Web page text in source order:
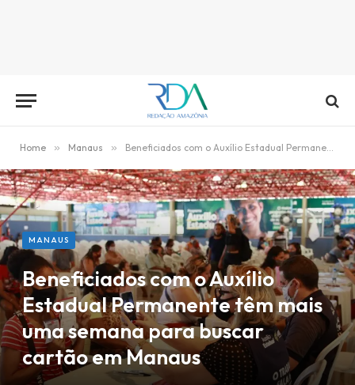
Home » Manaus » Beneficiados com o Auxílio Estadual Permanente têm mais uma semana para buscar cartão em Manaus
MANAUS
Beneficiados com o Auxílio
Estadual Permanente têm mais
uma semana para buscar
cartão em Manaus